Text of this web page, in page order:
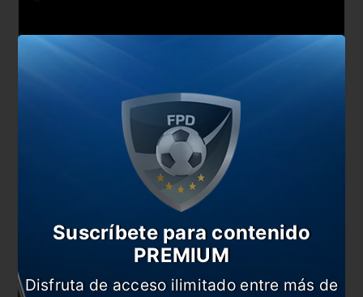
Suscríbete para contenido
PREMIUM
Disfruta de acceso ilimitado entre más de